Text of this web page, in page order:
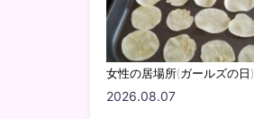
女性の居場所(ガールズの日)
2026.08.07